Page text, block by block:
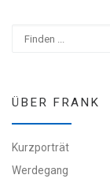
ÜBER FRANK
Kurzporträt
Werdegang